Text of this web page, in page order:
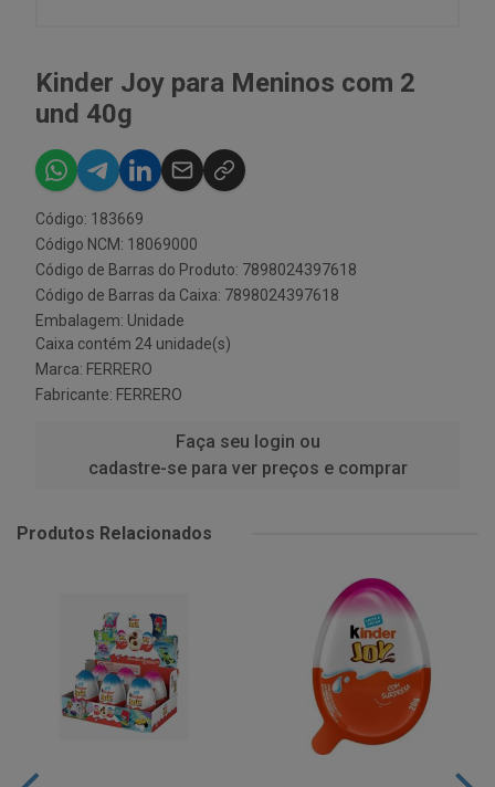
Kinder Joy para Meninos com 2
und 40g
Código: 183669
Código NCM: 18069000
Código de Barras do Produto: 7898024397618
Código de Barras da Caixa: 7898024397618
Embalagem: Unidade
Caixa contém 24 unidade(s)
Marca: FERRERO
Fabricante: FERRERO
Faça seu login ou
cadastre-se para ver preços e comprar
Produtos Relacionados